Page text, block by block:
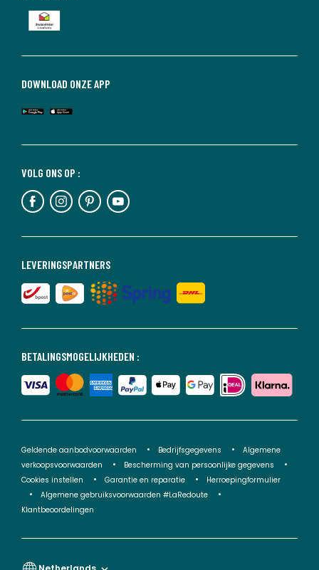
BETALINGSMOGELIJKHEDEN :
LEVERINGSPARTNERS
VOLG ONS OP :
DOWNLOAD ONZE APP
Geldende aanbodvoorwaarden Bedrijfsgegevens
Algemene
verkoopsvoorwaarden
Bescherming van persoonlijke gegevens
Cookies instellen
Garantie en reparatie
Herroepingformulier
Algemene gebruiksvoorwaarden #LaRedoute
Klantbeoordelingen